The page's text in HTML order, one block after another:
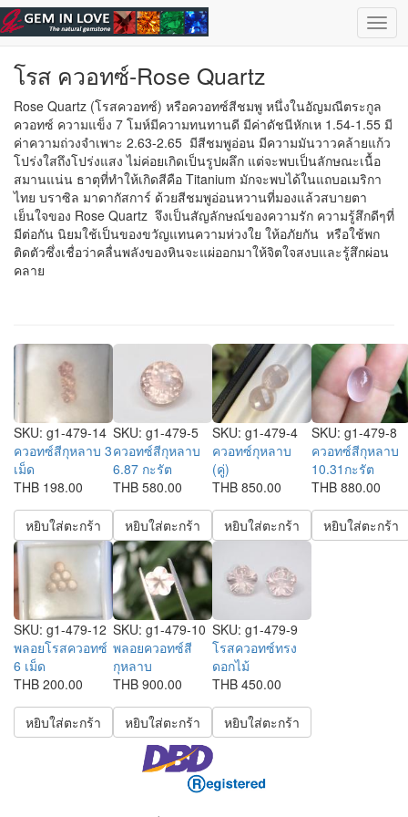
ข้ามไปยังเนื้อหาหลัก
เลือกอัญมณี English
โรส ควอทซ์-Rose Quartz
Rose Quartz (โรสควอทซ์) หรือควอทซ์สีชมพู หนึ่งในอัญมณีตระกูล
ควอทซ์ ความแข็ง 7 โมห์มีความทนทานดี มีค่าดัชนีหักเห 1.54-1.55 มี
ค่าความถ่วงจำเพาะ 2.63-2.65 มีสีชมพูอ่อน มีความมันวาวคล้ายแก้ว
โปร่งใสถึงโปร่งแสง ไม่ค่อยเกิดเป็นรูปผลึก แต่จะพบเป็นลักษณะเนื้อ
สมานแน่น ธาตุที่ทำให้เกิดสีคือ Titanium มักจะพบได้ในแถบอเมริกา
ไทย บราซิล มาดากัสการ์ ด้วยสีชมพูอ่อนหวานที่มองแล้วสบายตา
เย็นใจของ Rose Quartz จึงเป็นสัญลักษณ์ของความรัก ความรู้สึกดีๆที่
มีต่อกัน นิยมใช้เป็นของขวัญแทนความห่วงใย ให้อภัยกัน หรือใช้พก
ติดตัวซึ่งเชื่อว่าคลื่นพลังของหินจะแผ่ออกมาให้จิตใจสงบและรู้สึกผ่อน
คลาย
SKU: g1-479-14
ควอทซ์สีกุหลาบ 3
เม็ด
THB 198.00
หยิบใส่ตะกร้า
SKU: g1-479-5
ควอทซ์สีกุหลาบ
6.87 กะรัต
THB 580.00
หยิบใส่ตะกร้า
SKU: g1-479-4
ควอทซ์กุหลาบ
(คู่)
THB 850.00
หยิบใส่ตะกร้า
SKU: g1-479-8
ควอทซ์สีกุหลาบ
10.31กะรัต
THB 880.00
หยิบใส่ตะกร้า
SKU: g1-479-12
พลอยโรสควอทซ์
6 เม็ด
THB 200.00
หยิบใส่ตะกร้า
SKU: g1-479-10
พลอยควอทซ์สี
กุหลาบ
THB 900.00
หยิบใส่ตะกร้า
SKU: g1-479-9
โรสควอทซ์ทรง
ดอกไม้
THB 450.00
หยิบใส่ตะกร้า